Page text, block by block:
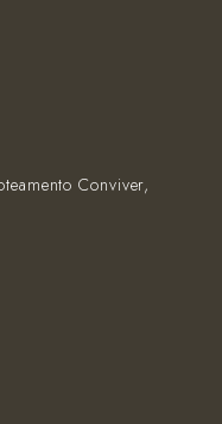
Conviver,